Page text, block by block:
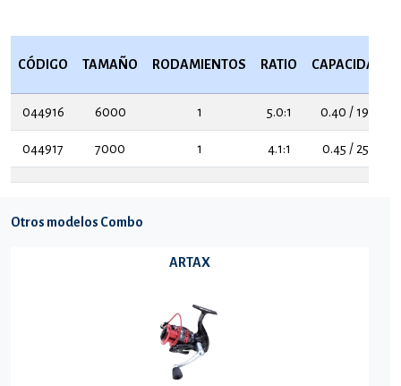
CÓDIGO TAMAÑO RODAMIENTOS RATIO CAPACIDAD
044916 6000 1 5.0:1 0.40 / 190
044917 7000 1 4.1:1 0.45 / 255
Otros modelos Combo
ARTAX